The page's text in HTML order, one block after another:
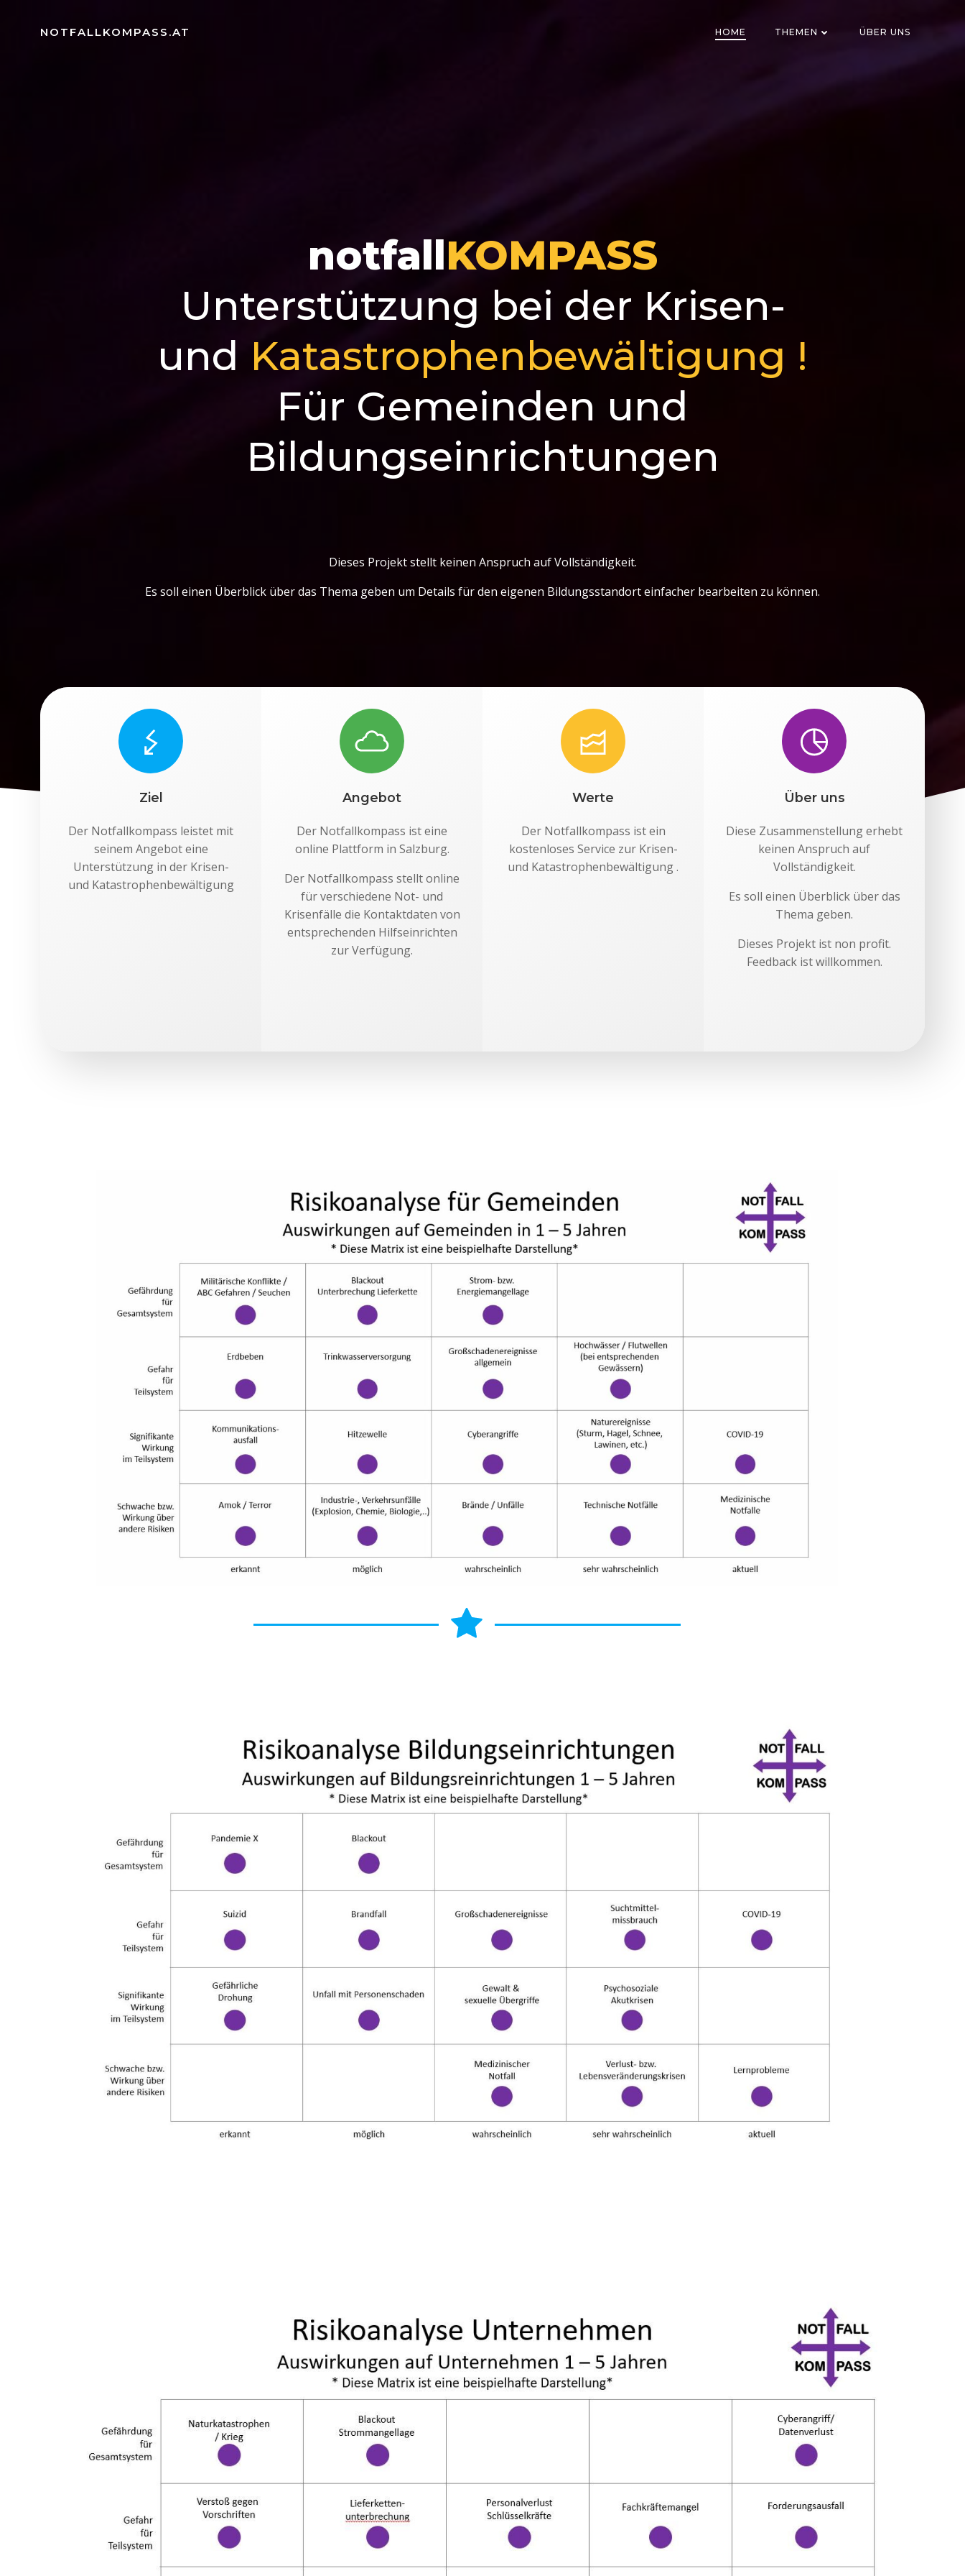
NOTFALLKOMPASS.AT HOME THEMEN ÜBER UNS
notfallKOMPASS
Unterstützung bei der Krisen-
und Katastrophenbewältigung !
Für Gemeinden und
Bildungseinrichtungen
Dieses Projekt stellt keinen Anspruch auf Vollständigkeit.
Es soll einen Überblick über das Thema geben um Details für den eigenen Bildungsstandort einfacher bearbeiten zu können.
Ziel
Der Notfallkompass leistet mit
seinem Angebot eine
Unterstützung in der Krisen-
und Katastrophenbewältigung
Angebot
Der Notfallkompass ist eine
online Plattform in Salzburg.
Der Notfallkompass stellt online
für verschiedene Not- und
Krisenfälle die Kontaktdaten von
entsprechenden Hilfseinrichten
zur Verfügung.
Werte
Der Notfallkompass ist ein
kostenloses Service zur Krisen-
und Katastrophenbewältigung .
Über uns
Diese Zusammenstellung erhebt
keinen Anspruch auf
Vollständigkeit.
Es soll einen Überblick über das
Thema geben.
Dieses Projekt ist non profit.
Feedback ist willkommen.